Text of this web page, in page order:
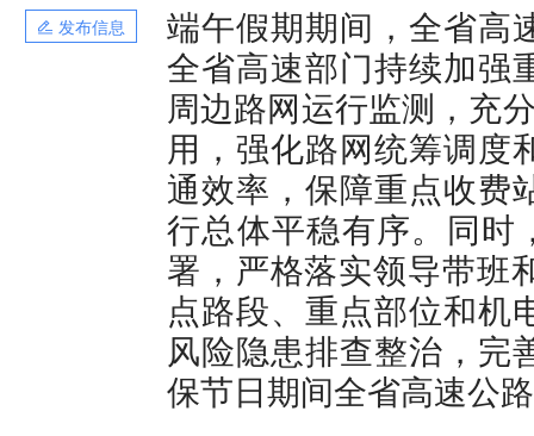
发布信息
端午假期期间，全省高
全省高速部门持续加强
周边路网运行监测，充
用，强化路网统筹调度
通效率，保障重点收费
行总体平稳有序。同时
署，严格落实领导带班
点路段、重点部位和机
风险隐患排查整治，完
保节日期间全省高速公